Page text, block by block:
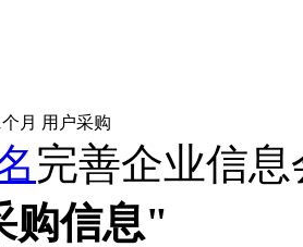
月 用户采购
完善企业信
购信息"